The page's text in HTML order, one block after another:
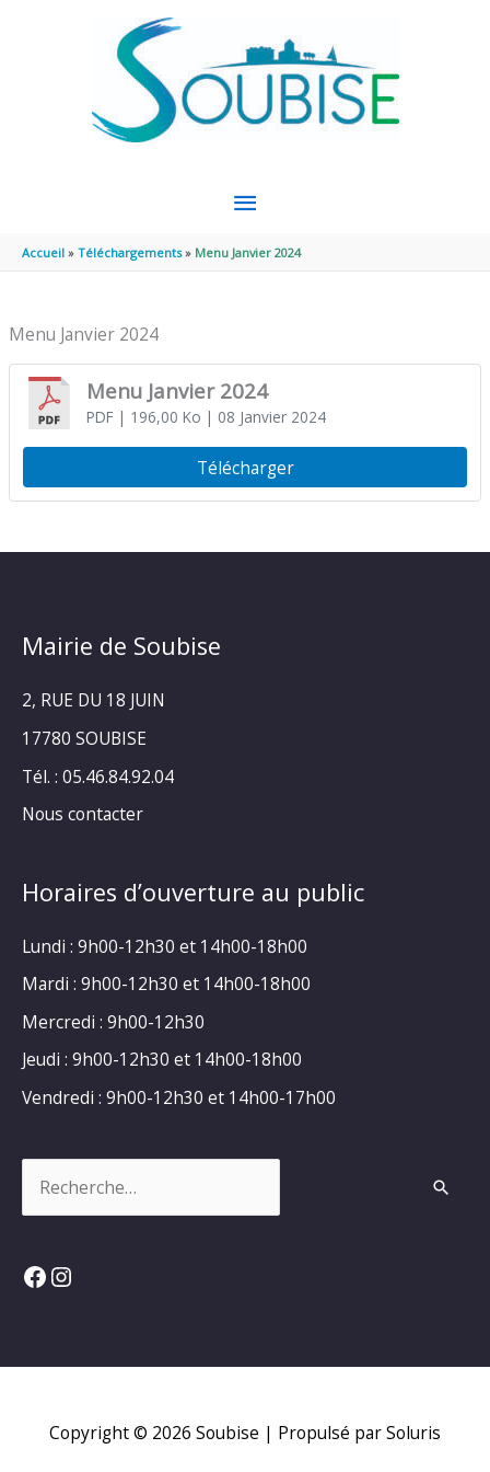
MENU
PRINCIPAL
Accueil Téléchargements Menu Janvier 2024
Menu Janvier 2024
Menu Janvier 2024
PDF| 196,00 Ko | 08 Janvier 2024
Télécharger
Mairie de Soubise
2, RUE DU 18 JUIN
17780 SOUBISE
Tél. : 05.46.84.92.04
Nous contacter
Horaires d’ouverture au public
Lundi : 9h00-12h30 et 14h00-18h00
Mardi : 9h00-12h30 et 14h00-18h00
Mercredi : 9h00-12h30
Jeudi : 9h00-12h30 et 14h00-18h00
Vendredi : 9h00-12h30 et 14h00-17h00
Facebook
Instagram
Copyright © 2026 Soubise | Propulsé par Soluris